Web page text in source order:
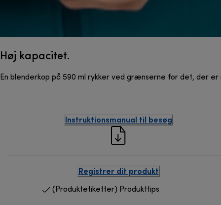
Høj kapacitet.
En blenderkop på 590 ml rykker ved grænserne for det, der
Instruktionsmanual til besøg
Registrer dit produkt
(Produktetiketter) Produkttips